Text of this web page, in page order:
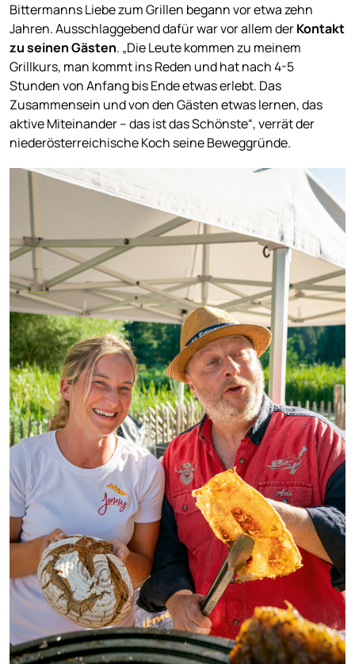
Bittermanns Liebe zum Grillen begann vor etwa zehn
Jahren. Ausschlaggebend dafür war vor allem derKontakt
zu seinen Gästen. „Die Leute kommen zu meinem
Grillkurs, man kommt ins Reden und hat nach 4-5
Stunden von Anfang bis Ende etwas erlebt. Das
Zusammensein und von den Gästen etwas lernen, das
aktive Miteinander – das ist das Schönste“, verrät der
niederösterreichische Koch seine Beweggründe.